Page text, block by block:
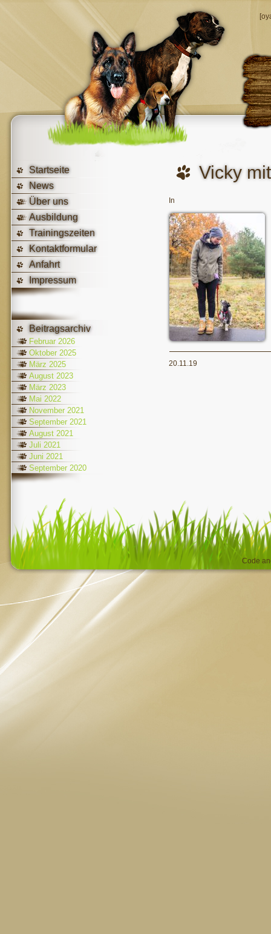
Startseite
News
Über uns
Ausbildung
Trainingszeiten
Kontaktformular
Anfahrt
Impressum
Beitragsarchiv
Februar 2026
Oktober 2025
März 2025
August 2023
März 2023
Mai 2022
November 2021
September 2021
August 2021
Juli 2021
Juni 2021
September 2020
Vicky
In
20.11.19
Code